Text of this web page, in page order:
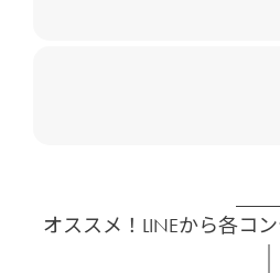
オススメ！LINEから各コ